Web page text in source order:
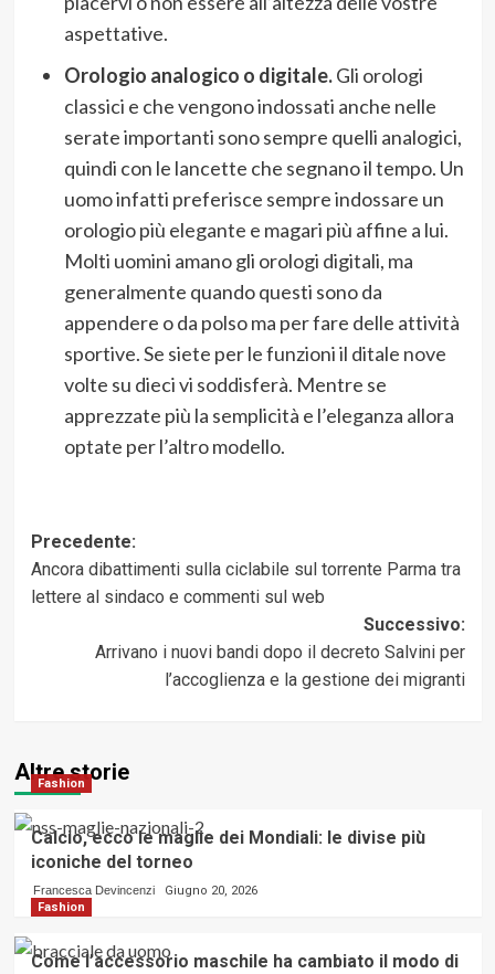
aspettative.
Orologio analogico o digitale.Gli orologi
classici e che vengono indossati anche nelle
serate importanti sono sempre quelli analogici,
quindi con le lancette che segnano il tempo. Un
uomo infatti preferisce sempre indossare un
orologio più elegante e magari più affine a lui.
Molti uomini amano gli orologi digitali, ma
generalmente quando questi sono da
appendere o da polso ma per fare delle attività
sportive. Se siete per le funzioni il ditale nove
volte su dieci vi soddisferà. Mentre se
apprezzate più la semplicità e l’eleganza allora
optate per l’altro modello.
Navigazione
articolo
Precedente:
Ancora dibattimenti sulla ciclabile sul torrente Parma tra
lettere al sindaco e commenti sul web
Successivo:
Arrivano i nuovi bandi dopo il decreto Salvini per
l’accoglienza e la gestione dei migranti
Altre storie
Fashion
Calcio, ecco le maglie dei Mondiali: le divise più
iconiche del torneo
Francesca Devincenzi
Giugno 20, 2026
Fashion
Come l’accessorio maschile ha cambiato il modo di